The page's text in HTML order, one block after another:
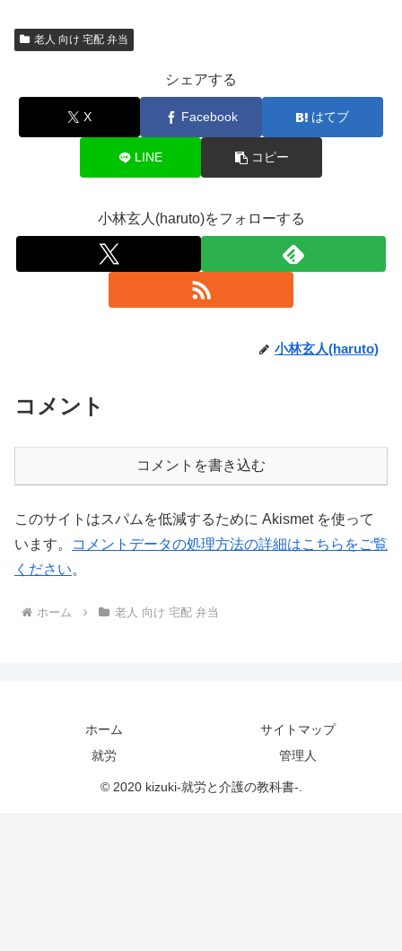
老人 向け 宅配 弁当
シェアする
X Facebook はてブ
LINE コピー
小林玄人(haruto)をフォローする
小林玄人(haruto)
コメント
コメントを書き込む
このサイトはスパムを低減するために Akismet を使って
います。
コメントデータの処理方法の詳細はこちらをご覧
ください。
ホーム 老人 向け 宅配 弁当
ホーム
サイトマップ
就労
管理人
© 2020 kizuki-就労と介護の教科書-.